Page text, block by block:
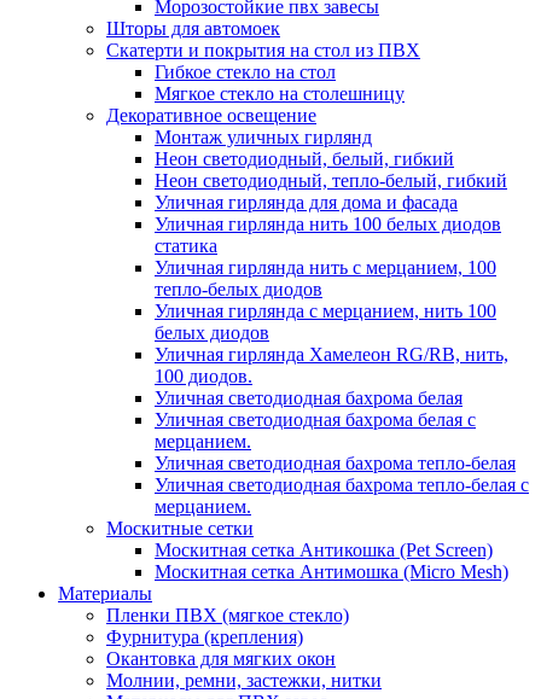
Морозостойкие пвх завесы
Шторы для автомоек
Скатерти и покрытия на стол из ПВХ
Гибкое стекло на стол
Мягкое стекло на столешницу
Декоративное освещение
Монтаж уличных гирлянд
Неон светодиодный, белый, гибкий
Неон светодиодный, тепло-белый, гибкий
Уличная гирлянда для дома и фасада
Уличная гирлянда нить 100 белых диодов
статика
Уличная гирлянда нить с мерцанием, 100
тепло-белых диодов
Уличная гирлянда с мерцанием, нить 100
белых диодов
Уличная гирлянда Хамелеон RG/RB, нить,
100 диодов.
Уличная светодиодная бахрома белая
Уличная светодиодная бахрома белая с
мерцанием.
Уличная светодиодная бахрома тепло-белая
Уличная светодиодная бахрома тепло-белая с
мерцанием.
Москитные сетки
Москитная сетка Антикошка (Pet Screen)
Москитная сетка Антимошка (Micro Mesh)
Материалы
Пленки ПВХ (мягкое стекло)
Фурнитура (крепления)
Окантовка для мягких окон
Молнии, ремни, застежки, нитки